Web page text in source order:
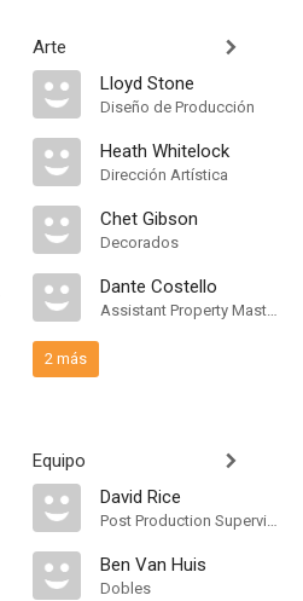
Arte
Lloyd Stone
Diseño de Producción
Heath Whitelock
Dirección Artística
Chet Gibson
Decorados
Dante Costello
Assistant Property Master
2 más
Equipo
David Rice
Post Production Supervisor
Ben Van Huis
Dobles